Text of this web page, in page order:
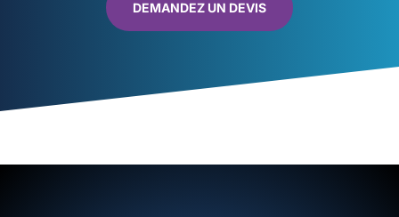
DEMANDEZ UN DEVIS